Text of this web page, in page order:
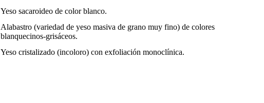
Yeso sacaroideo de color blanco.
Alabastro (variedad de yeso masiva de grano muy fino) de colores
blanquecinos-grisáceos.
Yeso cristalizado (incoloro) con exfoliación monoclínica.